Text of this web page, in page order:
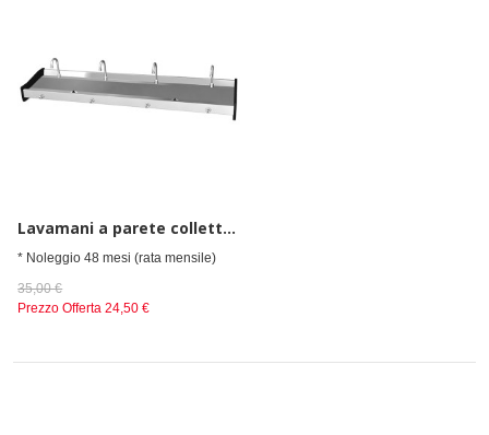
Lavamani a parete collettivo con comando a ginocchio, con 4 rubinetti
* Noleggio 48 mesi (rata mensile)
35,00 €
Prezzo Offerta 24,50 €